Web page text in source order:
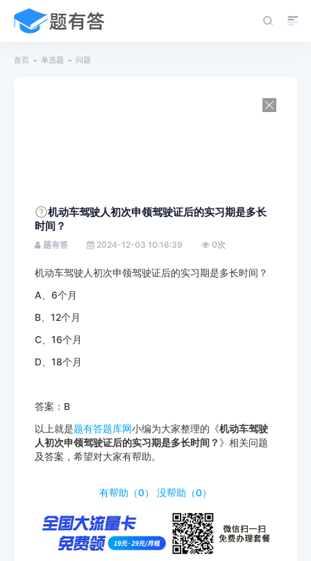
首页 单选题 问题
机动车驾驶人初次申领驾驶证后的实习期是多长
时间？
题有答 2024-12-03 10:16:39 0次
机动车驾驶人初次申领驾驶证后的实习期是多长时间？
A、6个月
B、12个月
C、16个月
D、18个月
答案：B
以上就是题有答题库网小编为大家整理的《机动车驾驶
人初次申领驾驶证后的实习期是多长时间？ 》相关问题
及答案，希望对大家有帮助。
有帮助（0） 没帮助（0）